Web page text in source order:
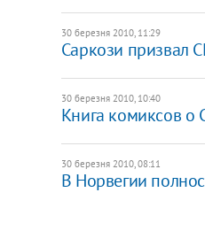
30 березня 2010, 11:29
Саркози призвал
30 березня 2010, 10:40
Книга комиксов о
30 березня 2010, 08:11
В Норвегии